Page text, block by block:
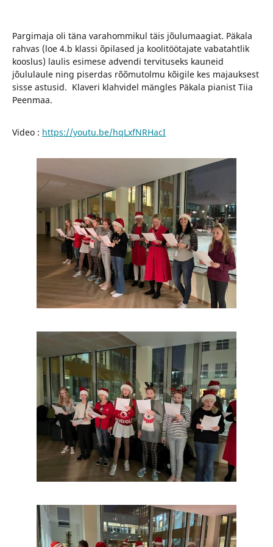
Pargimaja oli täna varahommikul täis jõulumaagiat. Päkala
rahvas (loe 4.b klassi õpilased ja koolitöötajate vabatahtlik
kooslus) laulis esimese advendi tervituseks kauneid
jõululaule ning piserdas rõõmutolmu kõigile kes majauksest
sisse astusid. Klaveri klahvidel mängles Päkala pianist Tiia
Peenmaa.
Video : https://youtu.be/hqLxfNRHacI